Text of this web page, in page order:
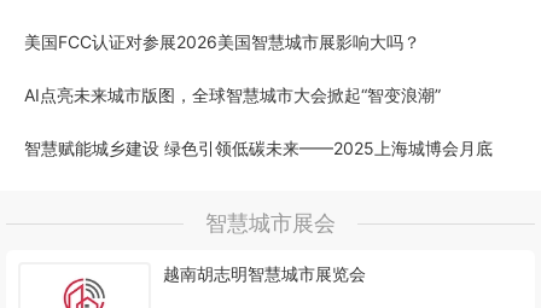
美国FCC认证对参展2026美国智慧城市展影响大吗？
AI点亮未来城市版图，全球智慧城市大会掀起“智变浪潮”
智慧赋能城乡建设 绿色引领低碳未来——2025上海城博会月底
智慧城市展会
越南胡志明智慧城市展览会